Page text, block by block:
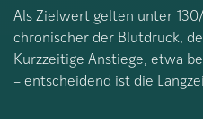
Als Zielwert gelten unter
chronischer der Blutdruck,
Kurzzeitige Anstiege, etwa
– entscheidend ist die